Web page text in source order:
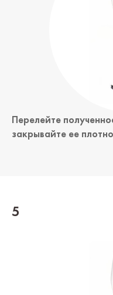
Перелейте
закрывайте ее
5